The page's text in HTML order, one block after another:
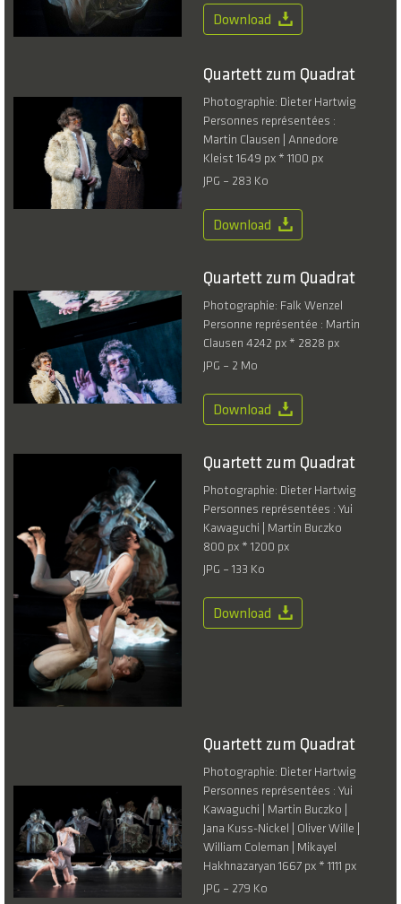
Download
Quartett zum Quadrat
Photographie: Dieter Hartwig
Personnes représentées :
Martin Clausen | Annedore
Kleist 1649 px * 1100 px
JPG – 283 Ko
Download
Quartett zum Quadrat
Photographie: Falk Wenzel
Personne représentée : Martin
Clausen 4242 px * 2828 px
JPG – 2 Mo
Download
Quartett zum Quadrat
Photographie: Dieter Hartwig
Personnes représentées : Yui
Kawaguchi | Martin Buczko
800 px * 1200 px
JPG – 133 Ko
Download
Quartett zum Quadrat
Photographie: Dieter Hartwig
Personnes représentées : Yui
Kawaguchi | Martin Buczko |
Jana Kuss-Nickel | Oliver Wille |
William Coleman | Mikayel
Hakhnazaryan 1667 px * 1111 px
JPG – 279 Ko